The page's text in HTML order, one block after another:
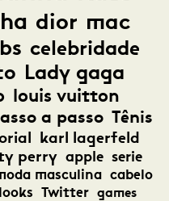
dior mac
celebridade
Lady gaga
louis vuitton
a passo Tênis
karl lagerfeld
perry apple serie
masculina cabelo
looks Twitter games